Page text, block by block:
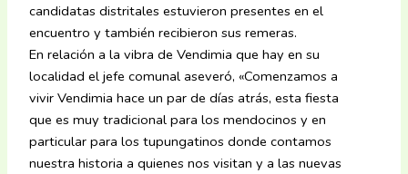
candidatas distritales estuvieron presentes en el
encuentro y también recibieron sus remeras.
En relación a la vibra de Vendimia que hay en su
localidad el jefe comunal aseveró, «Comenzamos a
vivir Vendimia hace un par de días atrás, esta fiesta
que es muy tradicional para los mendocinos y en
particular para los tupungatinos donde contamos
nuestra historia a quienes nos visitan y a las nuevas